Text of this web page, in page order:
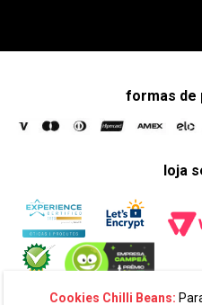
Cookies Chilli Beans:
formas de
loja